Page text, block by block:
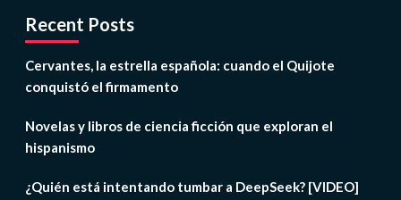
Recent Posts
Cervantes, la estrella española: cuando el Quijote
conquistó el firmamento
Novelas y libros de ciencia ficción que exploran el
hispanismo
¿Quién está intentando tumbar a DeepSeek? [VIDEO]